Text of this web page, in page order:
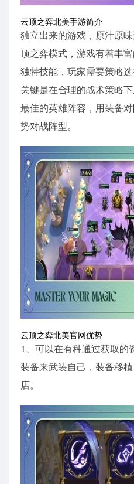
云顶之弈北美手游简介
独立出来的游戏，原汁原
顶之弈模式，游戏有着丰
独特技能，玩家需要策略
关键是在合理的战术策略
最佳的英雄阵容，用装备
势对战阵型。
云顶之弈北美官网优势
1、可以在有种通过获取的
装备来武装自己，装备移
店。